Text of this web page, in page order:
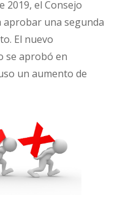
2019, el Consejo
una segunda
El nuevo
se aprobó en
un aumento de